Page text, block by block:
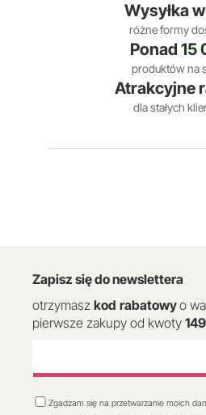
Wysyłka w
różne formy
Ponad 15
produktów na
Atrakcyjne
dla stałych
Zapisz się do newslettera
otrzymasz kod rabatowyo
pierwsze zakupy od kwoty
Zgadzam się na przetwarzanie moich